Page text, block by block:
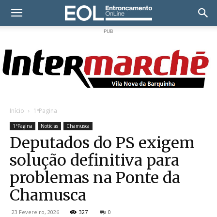
PUB
Início 1ªPagina
1ªPagina Notícias Chamusca
Deputados do PS exigem
solução definitiva para
problemas na Ponte da
Chamusca
23 Fevereiro, 2026 327 0